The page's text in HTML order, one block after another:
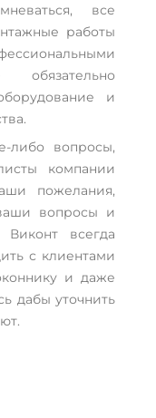
все
работы
и
либо вопросы,
компании
пожелания,
вопросы и
всегда
с клиентами
и даже
дабы уточнить